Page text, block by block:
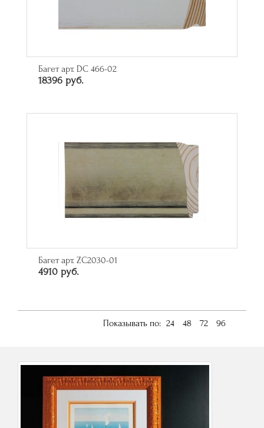
Багет арт. DC 466-02
18396 руб.
Багет арт. ZC2030-01
4910 руб.
Показывать по: 24 48 72 96